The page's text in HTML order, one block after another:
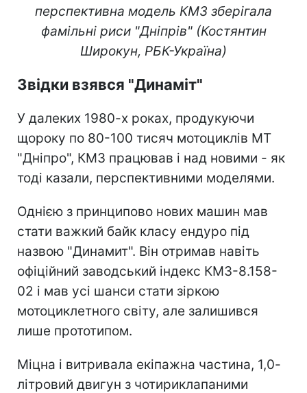
перспективна модель КМЗ зберігала
фамільні риси "Дніпрів" (Костянтин
Широкун, РБК-Україна)
Звідки взявся "Динаміт"
У далеких 1980-х роках, продукуючи
щороку по 80-100 тисяч мотоциклів МТ
"Дніпро", КМЗ працював і над новими - як
тоді казали, перспективними моделями.
Однією з принципово нових машин мав
стати важкий байк класу ендуро під
назвою "Динамит". Він отримав навіть
офіційний заводський індекс КМЗ-8.158-
02 і мав усі шанси стати зіркою
мотоциклетного світу, але залишився
лише прототипом.
Міцна і витривала екіпажна частина, 1,0-
літровий двигун з чотириклапаними